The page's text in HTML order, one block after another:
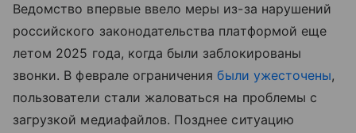
Ведомство впервые ввело меры из-за нарушений
российского законодательства платформой еще
летом 2025 года, когда были заблокированы
звонки. В феврале ограничениябыли ужесточены,
пользователи стали жаловаться на проблемы с
загрузкой медиафайлов. Позднее ситуацию